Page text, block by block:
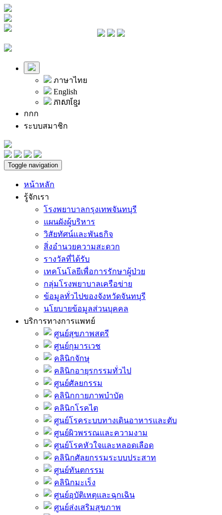
ภาษาไทย
English
ភាសាខ្មែរ
กกก
ระบบสมาชิก
Toggle navigation
หน้าหลัก
รู้จักเรา
โรงพยาบาลกรุงเทพจันทบุรี
แผนผังผู้บริหาร
วิสัยทัศน์และพันธกิจ
สิ่งอำนวยความสะดวก
รางวัลที่ได้รับ
เทคโนโลยีเพื่อการรักษาผู้ป่วย
กลุ่มโรงพยาบาลเครือข่าย
ข้อมูลทั่วไปของจังหวัดจันทบุรี
นโยบายข้อมูลส่วนบุคคล
บริการทางการแพทย์
ศูนย์สุขภาพสตรี
ศูนย์กุมารเวช
คลินิกจักษุ
คลินิกอายุรกรรมทั่วไป
ศูนย์ศัลยกรรม
คลินิกกายภาพบำบัด
คลินิกโรคไต
ศูนย์โรคระบบทางเดินอาหารและตับ
ศูนย์ผิวพรรณและความงาม
ศูนย์โรคหัวใจและหลอดเลือด
คลินิกศัลยกรรมระบบประสาท
ศูนย์ทันตกรรม
คลินิกมะเร็ง
ศูนย์อุบัติเหตุและฉุกเฉิน
ศูนย์ส่งเสริมสุขภาพ